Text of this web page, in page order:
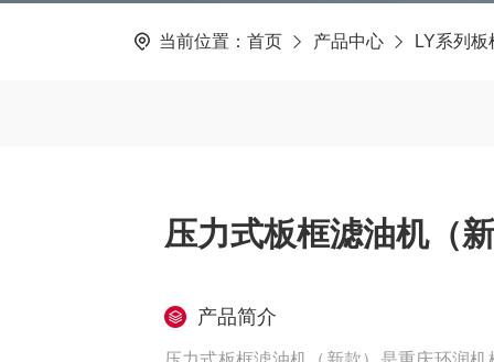
当前位置： 首页 产品中心 LY系列
压力式板框滤油机（
产品简介